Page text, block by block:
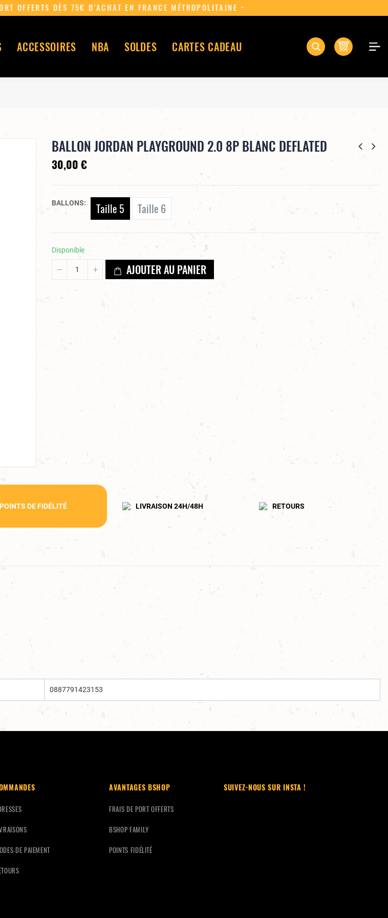
~ FRAIS DE PORT OFFERTS DÈS 75€ D'ACHAT EN FRANCE MÉTROPOLITAINE ~
0
ACCESSOIRES NBA SOLDES CARTES CADEAU
BALLON JORDAN PLAYGROUND 2.0 8P BLANC DEFLATED
30,00 €
BALLONS Taille 5 Taille 6
Disponible
AJOUTER AU PANIER
POINTS DE FIDÉLITÉ LIVRAISON 24H/48H RETOURS
0887791423153
DE PAIEMENT
AVANTAGES BSHOP
FRAIS DE PORT OFFERTS
BSHOP FAMILY
POINTS FIDÉLITÉ
SUIVEZ-NOUS SUR INSTA !